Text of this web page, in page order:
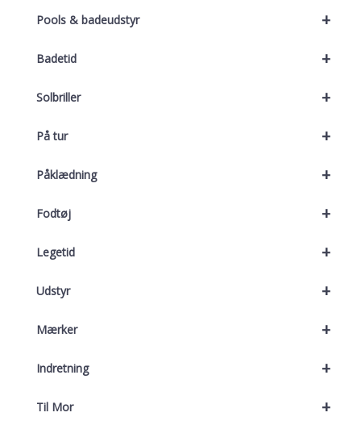
+
Pools & badeudstyr
+
Badetid
+
Solbriller
+
På tur
+
Påklædning
+
Fodtøj
+
Legetid
+
Udstyr
+
Mærker
+
Indretning
+
Til Mor